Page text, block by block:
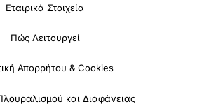
Εταιρικά Στοιχεία
Πώς Λειτουργεί
Απορρήτου & Cookies
και Διαφάνειας